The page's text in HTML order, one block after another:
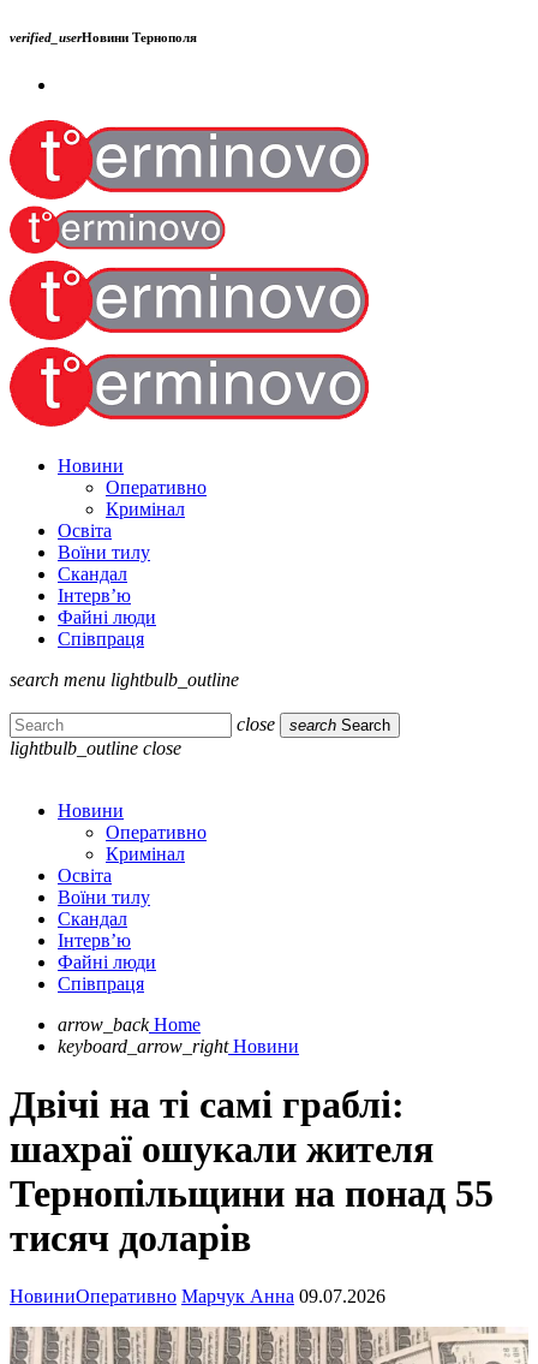
verified_userНовини Тернополя
Новини
Оперативно
Кримінал
Освіта
Воїни тилу
Скандал
Інтерв’ю
Файні люди
Співпраця
search menu lightbulb_outline
close search Search
lightbulb_outline close
Новини
Оперативно
Кримінал
Освіта
Воїни тилу
Скандал
Інтерв’ю
Файні люди
Співпраця
arrow_back Home
keyboard_arrow_right Новини
Двічі на ті самі граблі:
шахраї ошукали жителя
Тернопільщини на понад 55
тисяч доларів
НовиниОперативно Марчук Анна 09.07.2026